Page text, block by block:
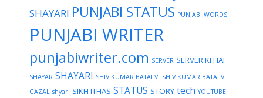
SHAYARI PUNJABI STATUS PUNJABI WORDS
PUNJABI WRITER
punjabiwriter.com SERVER SERVER KI HAI
SHAYAR SHAYARI SHIV KUMAR BATALVI SHIV KUMAR BATALVI
GAZAL shyari SIKH ITHAS STATUS STORY tech YOUTUBE